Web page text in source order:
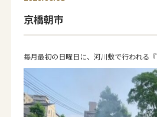
京橋朝市
毎月最初の日曜日に、河川敷で行われる『